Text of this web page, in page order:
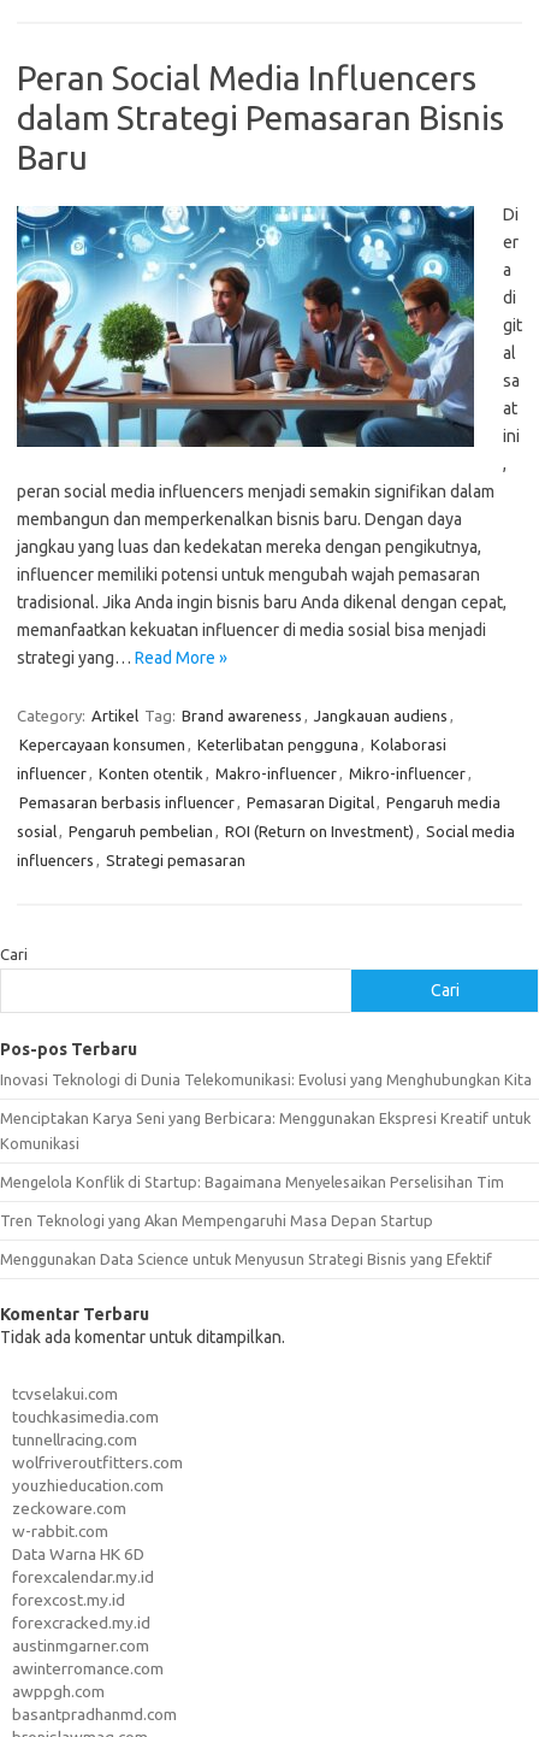
Peran Social Media Influencers
dalam Strategi Pemasaran Bisnis
Baru
Di
er
a
di
git
al
sa
at
ini
,
peran social media influencers menjadi semakin signifikan dalam
membangun dan memperkenalkan bisnis baru. Dengan daya
jangkau yang luas dan kedekatan mereka dengan pengikutnya,
influencer memiliki potensi untuk mengubah wajah pemasaran
tradisional. Jika Anda ingin bisnis baru Anda dikenal dengan cepat,
memanfaatkan kekuatan influencer di media sosial bisa menjadi
strategi yang… Read More »
Category: Artikel Tag: Brand awareness , Jangkauan audiens ,
Kepercayaan konsumen , Keterlibatan pengguna , Kolaborasi
influencer, Konten otentik , Makro-influencer, Mikro-influencer,
Pemasaran berbasis influencer, Pemasaran Digital, Pengaruh media
sosial, Pengaruh pembelian , ROI (Return on Investment) , Social media
influencers , Strategi pemasaran
Cari
Cari
Pos-pos Terbaru
Inovasi Teknologi di Dunia Telekomunikasi: Evolusi yang Menghubungkan Kita
Menciptakan Karya Seni yang Berbicara: Menggunakan Ekspresi Kreatif untuk
Komunikasi
Mengelola Konflik di Startup: Bagaimana Menyelesaikan Perselisihan Tim
Tren Teknologi yang Akan Mempengaruhi Masa Depan Startup
Menggunakan Data Science untuk Menyusun Strategi Bisnis yang Efektif
Komentar Terbaru
Tidak ada komentar untuk ditampilkan.
tcvselakui.com
touchkasimedia.com
tunnellracing.com
wolfriveroutfitters.com
youzhieducation.com
zeckoware.com
w-rabbit.com
Data Warna HK 6D
forexcalendar.my.id
forexcost.my.id
forexcracked.my.id
austinmgarner.com
awinterromance.com
awppgh.com
basantpradhanmd.com